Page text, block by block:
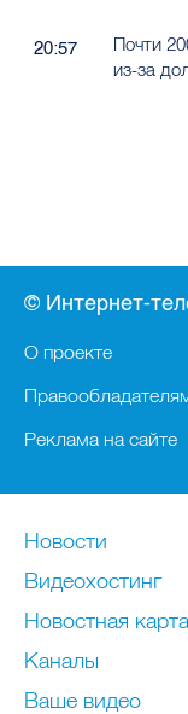
20:57
Почти
из-за
© Интернет-
О проекте
Реклама на сайте
Новости
Видеохостинг
Новостная
Каналы
Ваше видео